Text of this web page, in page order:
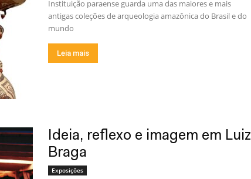
Instituição paraense guarda uma das maiores e mais
antigas coleções de arqueologia amazônica do Brasil e do
mundo
Leia mais
Ideia, reflexo e imagem em Luiz
Braga
Exposições